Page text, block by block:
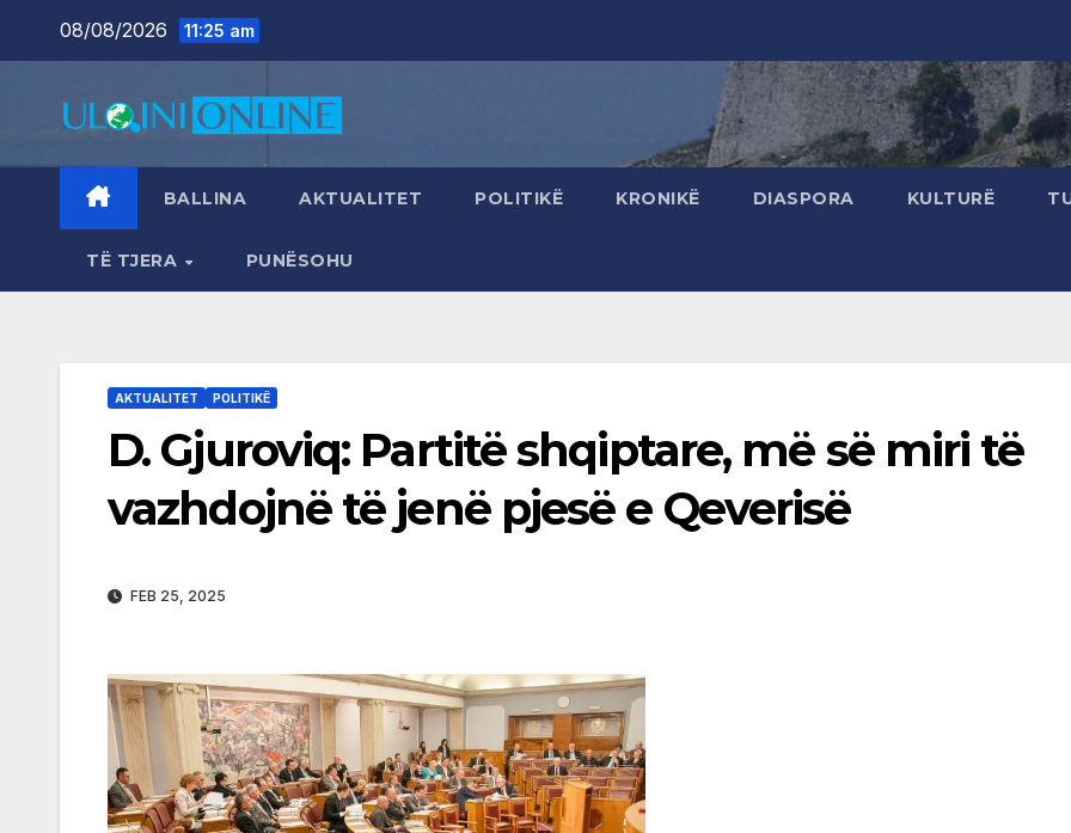
08/08/2026 11:25 am
BALLINA AKTUALITET POLITIKË KRONIKË DIASPORA KULTURË
TË TJERA PUNËSOHU
AKTUALITET POLITIKË
D. Gjuroviq: Partitë shqiptare, më së miri të
vazhdojnë të jenë pjesë e Qeverisë
FEB 25, 2025